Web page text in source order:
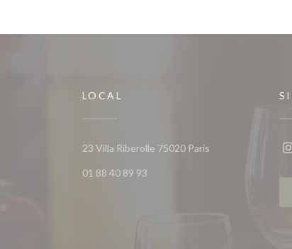
LOCAL
23 Villa Riberolle 75020 Paris((abre numa nova
01 88 40 89 93